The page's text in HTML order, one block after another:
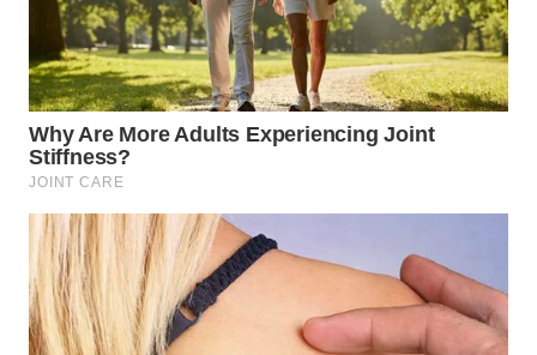
NATUNA
WN
BINTAN
WN
MANDALIKA
WN
LIKUPANG
WN